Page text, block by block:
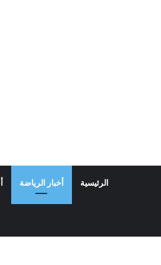
الرئيسية أخبار الرياضة